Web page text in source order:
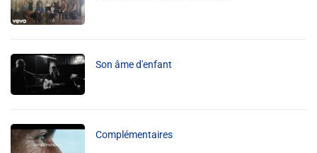
Info routes
Alerte Méduses 06
Son âme d'enfant
Complémentaires